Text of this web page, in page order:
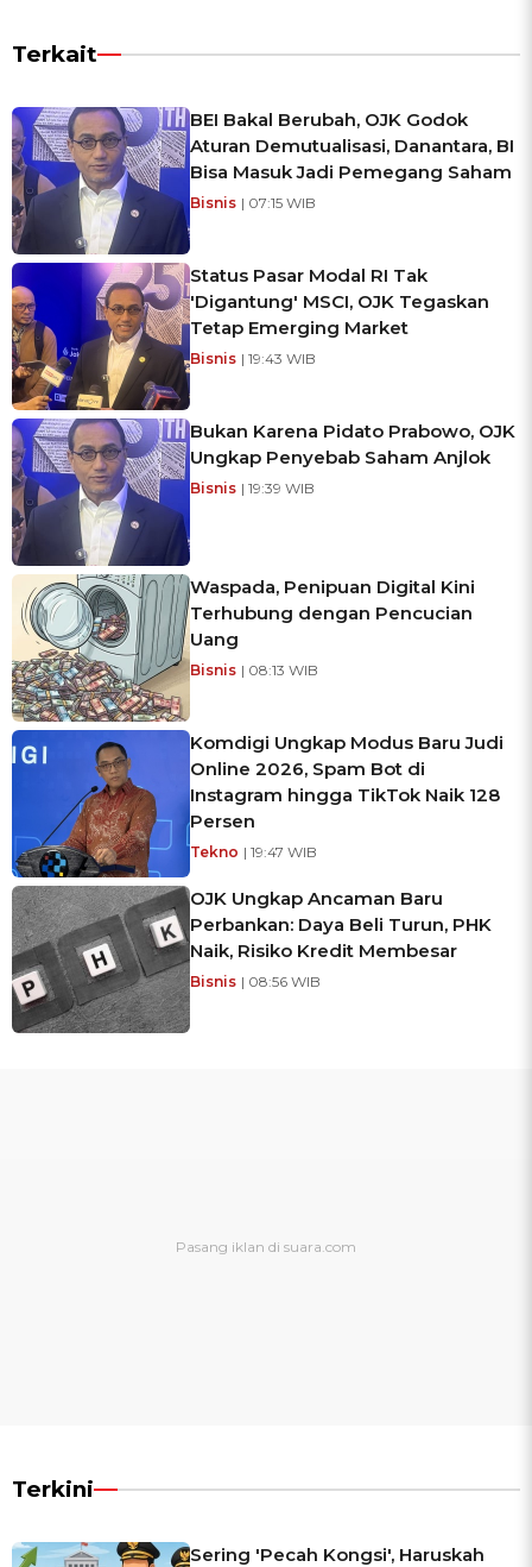
Terkait
BEI Bakal Berubah, OJK Godok
Aturan Demutualisasi, Danantara, BI
Bisa Masuk Jadi Pemegang Saham
Bisnis | 07:15 WIB
Status Pasar Modal RI Tak
'Digantung' MSCI, OJK Tegaskan
Tetap Emerging Market
Bisnis | 19:43 WIB
Bukan Karena Pidato Prabowo, OJK
Ungkap Penyebab Saham Anjlok
Bisnis | 19:39 WIB
Waspada, Penipuan Digital Kini
Terhubung dengan Pencucian
Uang
Bisnis | 08:13 WIB
Komdigi Ungkap Modus Baru Judi
Online 2026, Spam Bot di
Instagram hingga TikTok Naik 128
Persen
Tekno | 19:47 WIB
OJK Ungkap Ancaman Baru
Perbankan: Daya Beli Turun, PHK
Naik, Risiko Kredit Membesar
Bisnis | 08:56 WIB
Terkini
Sering 'Pecah Kongsi', Haruskah